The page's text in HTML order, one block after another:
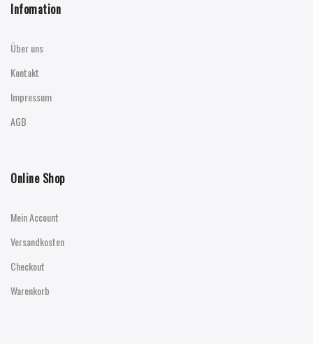
Infomation
Über uns
Kontakt
Impressum
AGB
Online Shop
Mein Account
Versandkosten
Checkout
Warenkorb